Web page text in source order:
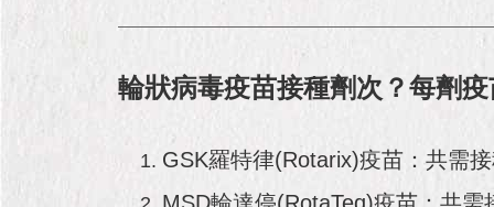
輪狀病毒疫苗接種劑次？每劑
GSK羅特律(Rotarix)疫苗：共需